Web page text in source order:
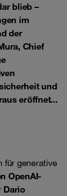
blieb –
im
der
Chief
und
eröffnet...
für generative
OpenAI-
Dario